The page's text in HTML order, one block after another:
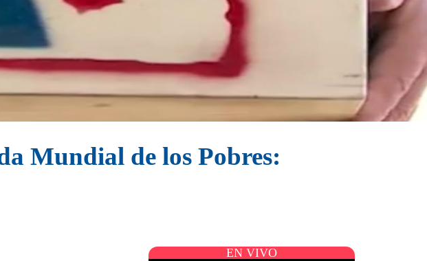
Mundial de los Pobres:
EN VIVO